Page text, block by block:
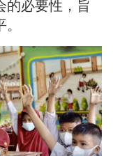
的必要性，旨